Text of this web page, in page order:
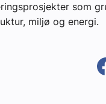
som
miljø og energi.